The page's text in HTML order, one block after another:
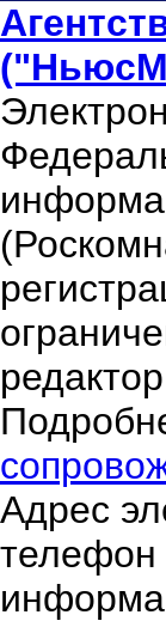
Адрес
телефон